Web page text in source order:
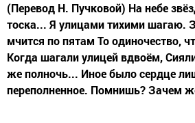
(Перевод Н. Пучковой) На небе
тоска... Я улицами тихими шагаю.
мчится по пятам То одиночество,
Когда шагали улицей вдвоём,
же полночь... Иное было сердце
переполненное. Помнишь? Зачем